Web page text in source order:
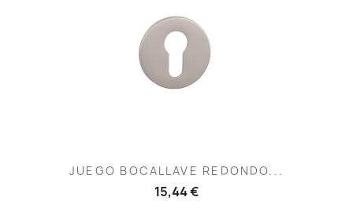
JUEGO BOCALLAVE REDONDO...
15,44 €